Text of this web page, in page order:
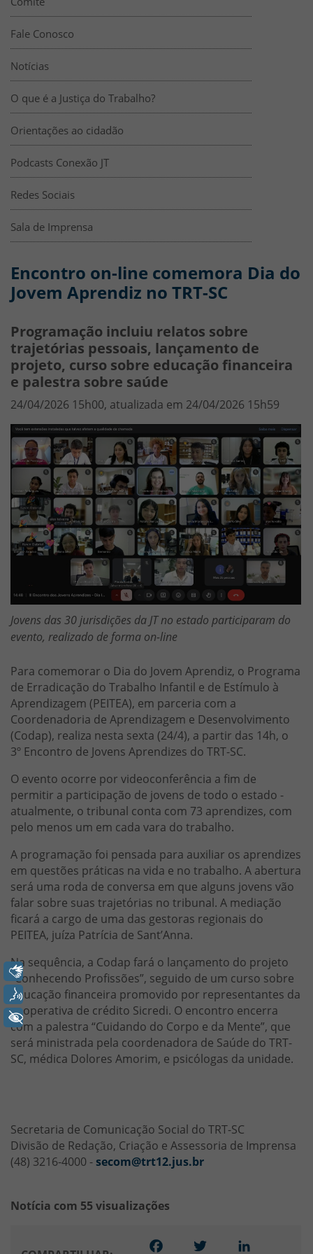
Fale Conosco
Notícias
O que é a Justiça do Trabalho?
Orientações ao cidadão
Podcasts Conexão JT
Redes Sociais
Sala de Imprensa
Encontro on-line comemora Dia do
Jovem Aprendiz no TRT-SC
Programação incluiu relatos sobre
trajetórias pessoais, lançamento de
projeto, curso sobre educação financeira
e palestra sobre saúde
24/04/2026 15h00, atualizada em 24/04/2026 15h59
Jovens das 30 jurisdições da JT no estado participaram do
evento, realizado de forma on-line
Para comemorar o Dia do Jovem Aprendiz, o Programa
de Erradicação do Trabalho Infantil e de Estímulo à
Aprendizagem (PEITEA), em parceria com a
Coordenadoria de Aprendizagem e Desenvolvimento
(Codap), realiza nesta sexta (24/4), a partir das 14h, o
3º Encontro de Jovens Aprendizes do TRT-SC.
O evento ocorre por videoconferência a fim de
permitir a participação de jovens de todo o estado -
atualmente, o tribunal conta com 73 aprendizes, com
pelo menos um em cada vara do trabalho.
A programação foi pensada para auxiliar os aprendizes
em questões práticas na vida e no trabalho. A abertura
será uma roda de conversa em que alguns jovens vão
falar sobre suas trajetórias no tribunal. A mediação
ficará a cargo de uma das gestoras regionais do
PEITEA, juíza Patrícia de Sant’Anna.
Na sequência, a Codap fará o lançamento do projeto
“Conhecendo Profissões”, seguido de um curso sobre
educação financeira promovido por representantes da
cooperativa de crédito Sicredi. O encontro encerra
com a palestra “Cuidando do Corpo e da Mente”, que
será ministrada pela coordenadora de Saúde do TRT-
SC, médica Dolores Amorim, e psicólogas da unidade.
Secretaria de Comunicação Social do TRT-SC
Divisão de Redação, Criação e Assessoria de Imprensa
(48) 3216-4000 -secom@trt12.jus.br
Notícia com 55 visualizações
Facebook Twitter
Libras
Voz
+ Acessibilidade